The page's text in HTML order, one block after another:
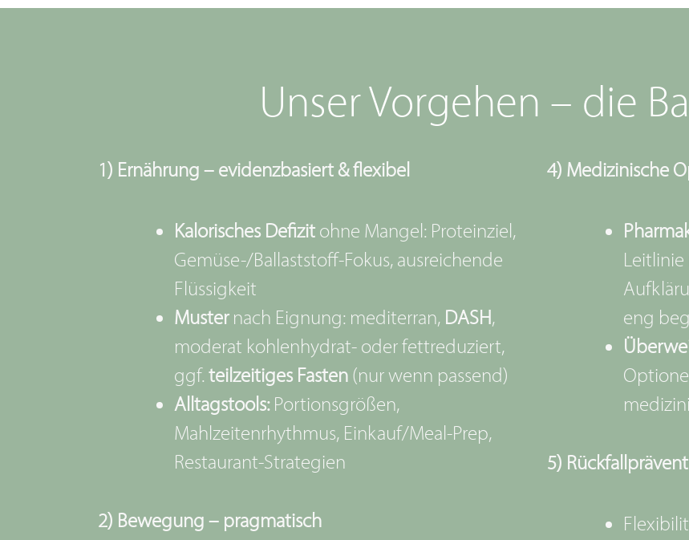
Unser Vorgehen – die
1) Ernährung – evidenzbasiert & flexibel
Kalorisches Defizit ohne Mangel: Proteinziel,
Gemüse-/Ballaststoff-Fokus, ausreichende
Flüssigkeit
Musternach Eignung: mediterran, DASH,
moderat kohlenhydrat- oder fettreduziert,
ggf. teilzeitiges Fasten (nur wenn passend)
Alltagstools:Portionsgrößen,
Mahlzeitenrhythmus, Einkauf/Meal-Prep,
Restaurant-Strategien
2) Bewegung – pragmatisch
4) Medizinische
Leitlinie
eng
5)